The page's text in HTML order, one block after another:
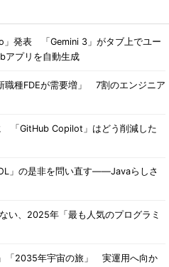
」発表 「Gemini 3」がタブ上でユー
アプリを自動生成
職種FDEが需要増」 7割のエンジニア
「GitHub Copilot」はどう削減した
」の是非を問い直す――Javaらしさ
い、2025年「最も人気のプログラミ
「2035年宇宙の旅」 実運用へ向か